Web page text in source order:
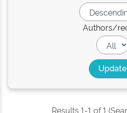
Authors/
Results 1-1 of 1